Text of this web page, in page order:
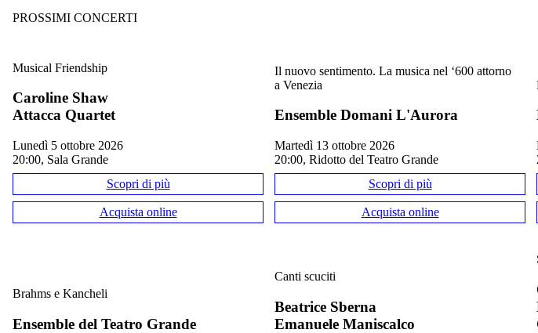
PROSSIMI CONCERTI
Musical Friendship
Caroline Shaw
Attacca Quartet
lunedì 5 ottobre 2026
20:00, Sala Grande
Scopri di più
Acquista online
Il nuovo sentimento. La musica nel ‘600 attorno
a Venezia
Ensemble Domani L'Aurora
martedì 13 ottobre 2026
20:00, Ridotto del Teatro Grande
Scopri di più
Acquista online
Brahms e Kancheli
Ensemble del Teatro Grande
Canti scuciti
Beatrice Sberna
Emanuele Maniscalco